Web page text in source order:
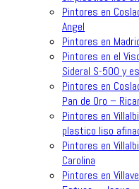
Pintores en
Angel
Pintores en
Pintores en el
Sideral S-500 y
Pintores en
Pan de Oro –
Pintores en
plastico liso
Pintores en
Carolina
Pintores en